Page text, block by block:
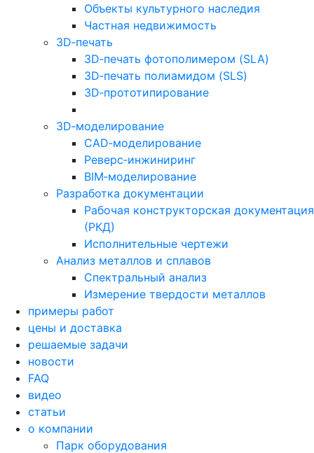
Объекты культурного наследия
Частная недвижимость
3D‑печать
3D‑печать фотополимером (SLA)
3D‑печать полиамидом (SLS)
3D‑прототипирование
3D‑моделирование
CAD‑моделирование
Реверс‑инжиниринг
BIM‑моделирование
Разработка документации
Рабочая конструкторская документация
(РКД)
Исполнительные чертежи
Анализ металлов и сплавов
Спектральный анализ
Измерение твердости металлов
примеры работ
цены и доставка
решаемые задачи
новости
FAQ
видео
статьи
о компании
Парк оборудования